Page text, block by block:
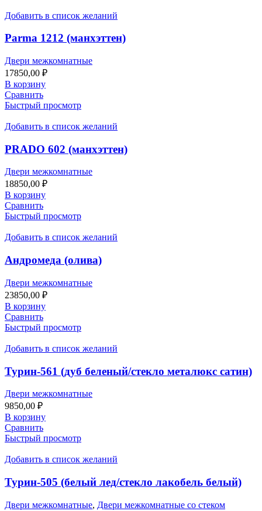
Добавить в список желаний
Parma 1212 (манхэттен)
Двери межкомнатные
17850,00 ₽
В корзину
Сравнить
Быстрый просмотр
Добавить в список желаний
PRADO 602 (манхэттен)
Двери межкомнатные
18850,00 ₽
В корзину
Сравнить
Быстрый просмотр
Добавить в список желаний
Андромеда (олива)
Двери межкомнатные
23850,00 ₽
В корзину
Сравнить
Быстрый просмотр
Добавить в список желаний
Турин-561 (дуб беленый/стекло металюкс сатин)
Двери межкомнатные
9850,00 ₽
В корзину
Сравнить
Быстрый просмотр
Добавить в список желаний
Турин-505 (белый лед/стекло лакобель белый)
Двери межкомнатные, Двери межкомнатные со стеком